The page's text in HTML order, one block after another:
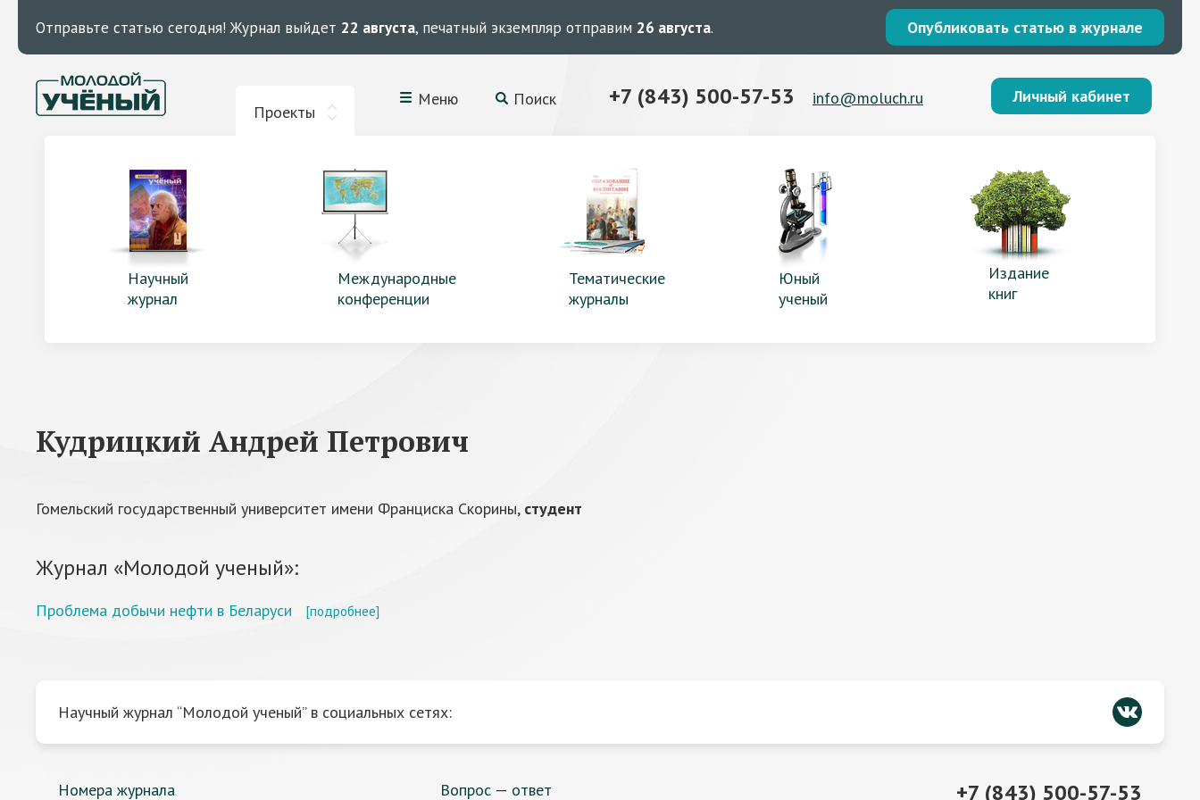
Отправьте статью сегодня! Журнал выйдет 22 августа, печатный экземпляр отправим 26 августа. Опубликовать статью в журнале
Проекты
Меню Поиск +7 (843) 500-57-53 info@moluch.ru Личный кабинет
Научный
журнал
Международные
конференции
Тематические
журналы
Юный
ученый
Издание
книг
Кудрицкий Андрей Петрович
Гомельский государственный университет имени Франциска Скорины, студент
Журнал «Молодой ученый»:
Проблема добычи нефти в Беларуси [подробнее]
Научный журнал “Молодой ученый” в социальных сетях:
Номера журнала Вопрос — ответ +7 (843) 500-57-53